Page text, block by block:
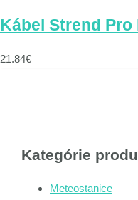
Kábel Strend
21.84€
Kategórie
Meteostanice